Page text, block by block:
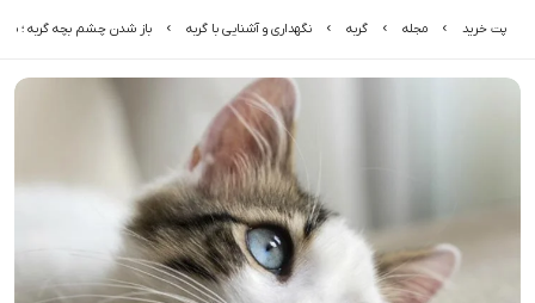
پت خرید مجله گربه نگهداری و آشنایی با گربه باز شدن چشم بچه گربه ؛